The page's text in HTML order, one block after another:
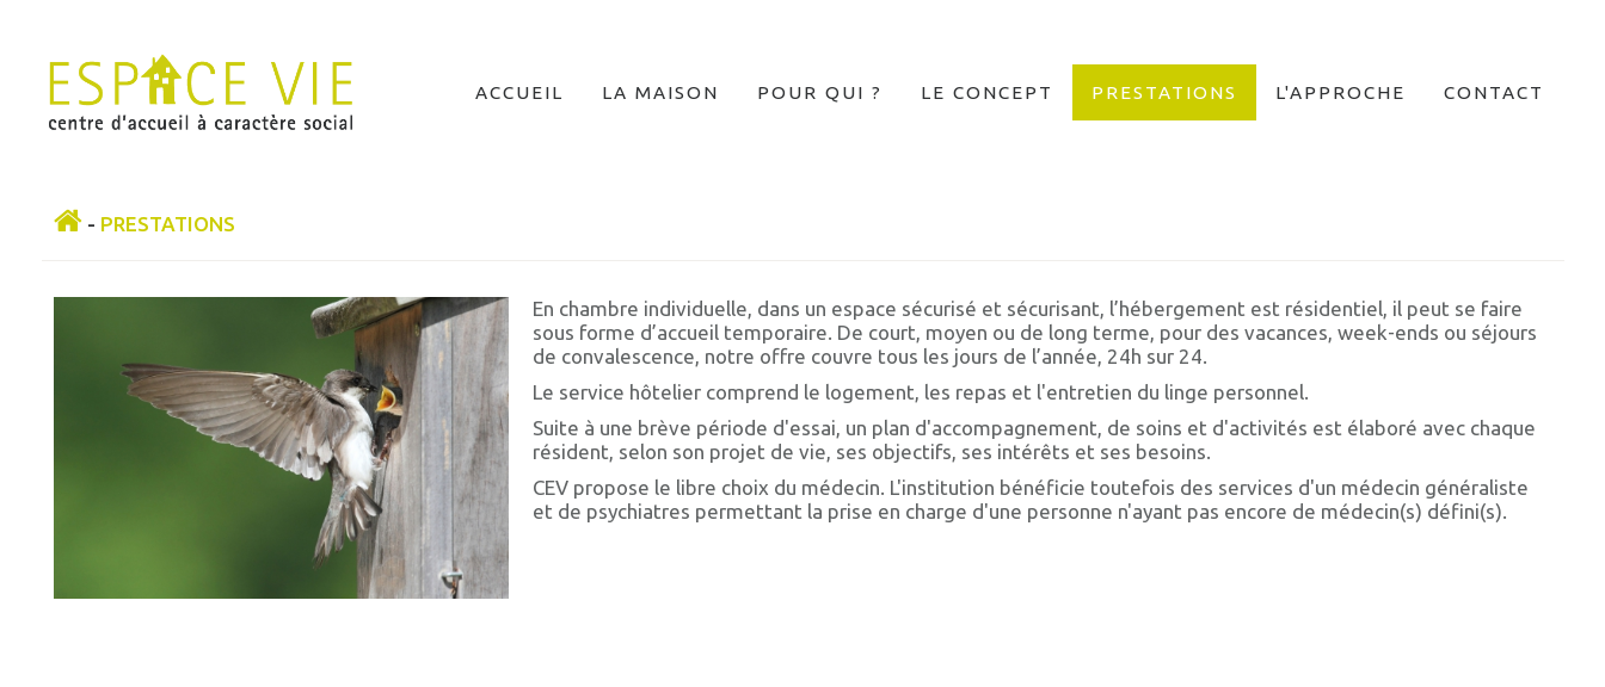
ACCUEIL LA MAISON POUR QUI ? LE CONCEPT PRESTATIONS L'APPROCHE CONTACT
- PRESTATIONS
En chambre individuelle, dans un espace sécurisé et sécurisant, l’hébergement est résidentiel, il peut se faire
sous forme d’accueil temporaire. De court, moyen ou de long terme, pour des vacances, week-ends ou séjours
de convalescence, notre offre couvre tous les jours de l’année, 24h sur 24.
Le service hôtelier comprend le logement, les repas et l'entretien du linge personnel.
Suite à une brève période d'essai, un plan d'accompagnement, de soins et d'activités est élaboré avec chaque
résident, selon son projet de vie, ses objectifs, ses intérêts et ses besoins.
CEV propose le libre choix du médecin. L'institution bénéficie toutefois des services d'un médecin généraliste
et de psychiatres permettant la prise en charge d'une personne n'ayant pas encore de médecin(s) défini(s).